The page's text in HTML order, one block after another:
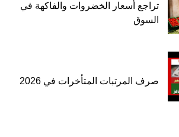
تراجع أسعار الخضروات والفاكهة في
السوق
صرف المرتبات المتأخرات في 2026